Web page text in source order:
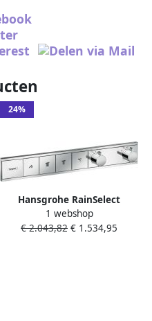
24%
Hansgrohe RainSelect
afbouwdeel voor inbouw
douchekraan thermostatisch
1 webshop
€ 2.043,82 € 1.534,95